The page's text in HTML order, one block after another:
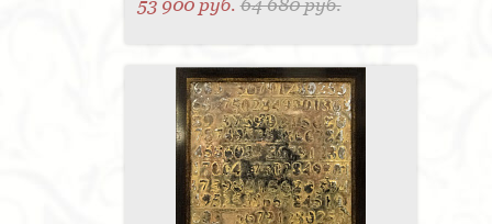
53 900 руб.64 680 руб.